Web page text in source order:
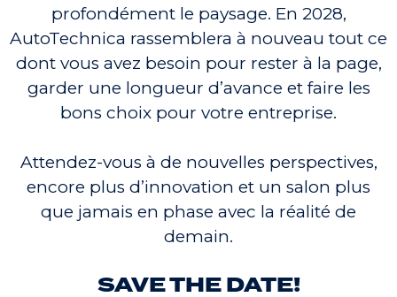
profondément le paysage. En 2028,
AutoTechnica rassemblera à nouveau tout ce
dont vous avez besoin pour rester à la page,
garder une longueur d’avance et faire les
bons choix pour votre entreprise.
Attendez-vous à de nouvelles perspectives,
encore plus d’innovation et un salon plus
que jamais en phase avec la réalité de
demain.
SAVE THE DATE!